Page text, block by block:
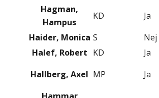
Hagman,
Hampus
KD Ja
Haider, Monica S Nej
Halef, Robert KD Ja
Hallberg, Axel MP Ja